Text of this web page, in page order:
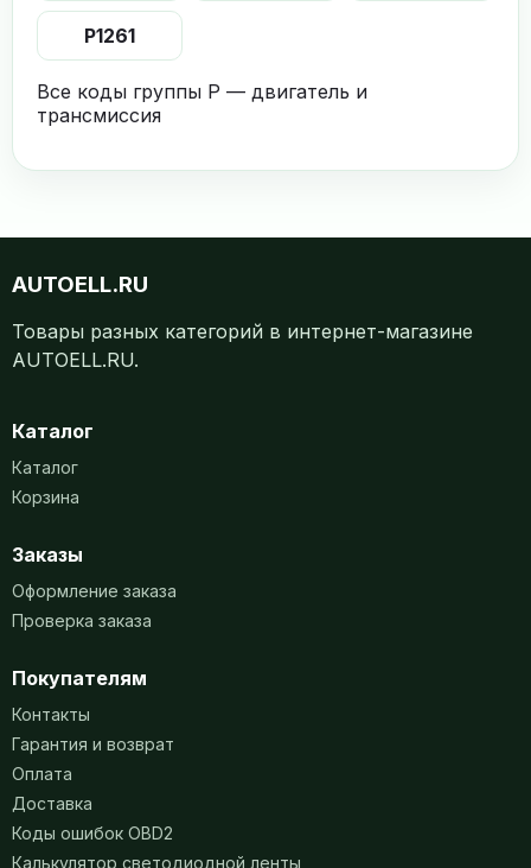
P1261
Все коды группы P — двигатель и
трансмиссия
AUTOELL.RU
Товары разных категорий в интернет-магазине
AUTOELL.RU.
Каталог
Каталог
Корзина
Заказы
Оформление заказа
Проверка заказа
Покупателям
Контакты
Гарантия и возврат
Оплата
Доставка
Коды ошибок OBD2
Калькулятор светодиодной ленты